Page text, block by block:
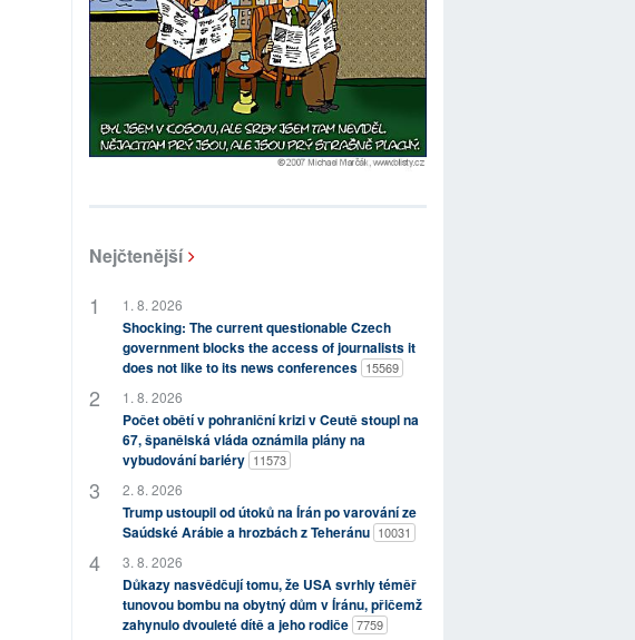
Nejčtenější
1. 8. 2026
Shocking: The current questionable Czech
government blocks the access of journalists it
does not like to its news conferences 15569
1. 8. 2026
Počet obětí v pohraniční krizi v Ceutě stoupl na
67, španělská vláda oznámila plány na
vybudování bariéry 11573
2. 8. 2026
Trump ustoupil od útoků na Írán po varování ze
Saúdské Arábie a hrozbách z Teheránu 10031
3. 8. 2026
Důkazy nasvědčují tomu, že USA svrhly téměř
tunovou bombu na obytný dům v Íránu, přičemž
zahynulo dvouleté dítě a jeho rodiče 7759